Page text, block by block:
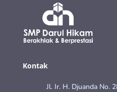
Kontak
Jl. Ir. H. Djuanda No.